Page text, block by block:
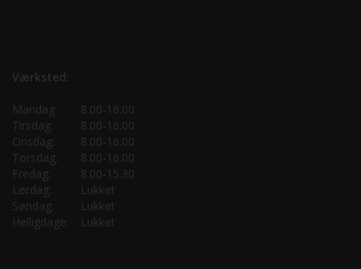
Værksted:
Mandag:
8.00-16.00
Tirsdag:
8.00-16.00
Onsdag:
8.00-16.00
Torsdag:
8.00-16.00
Fredag:
8.00-15.30
Lørdag:
Lukket
Søndag:
Lukket
Helligdage:
Lukket